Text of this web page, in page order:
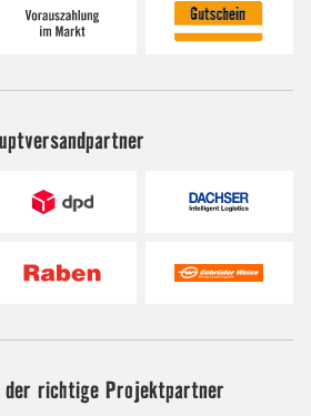
der richtige Projektpartner